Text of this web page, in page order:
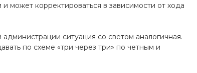
может корректироваться в зависимости от хода
ситуация со светом аналогичная.
по схеме «три через три» по четным и